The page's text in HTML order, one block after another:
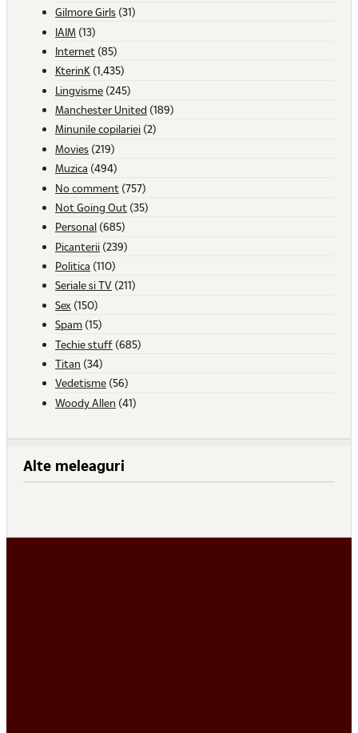
Gilmore Girls (31)
IAIM (13)
Internet (85)
KterinK (1,435)
Lingvisme (245)
Manchester United (189)
Minunile copilariei (2)
Movies (219)
Muzica (494)
No comment (757)
Not Going Out (35)
Personal (685)
Picanterii (239)
Politica (110)
Seriale si TV (211)
Sex (150)
Spam (15)
Techie stuff (685)
Titan (34)
Vedetisme (56)
Woody Allen (41)
Alte meleaguri